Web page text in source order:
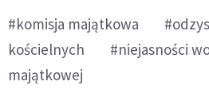
#komisja majątkowa
kościelnych
#niejasności
majątkowej